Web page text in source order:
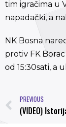
tim igračima u
napadački, a
NK Bosna
protiv FK
od 15:30sati, a
PREVIOUS